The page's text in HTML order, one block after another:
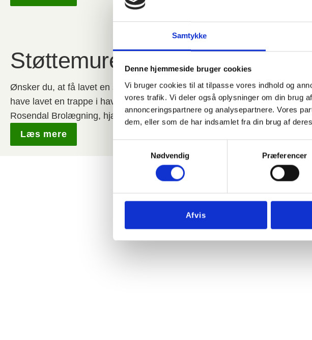
Samtykke
Denne hjemmeside bruger cookies
Vi bruger cookies til at tilpasse vores indhold og
vores trafik. Vi deler også oplysninger om din brug
annonceringspartnere og analysepartnere. Vores
dem, eller som de har indsamlet fra din brug af
Nødvendig
Præferencer
Afvis
Læs mere
Støttemure og trapper
Ønsker du, at få lavet en støttemur rundt om et areal? Eller skal du
have lavet en trappe i haven fra et plan til et andet? Så kan vi, hos
Rosendal Brolægning, hjælpe dig.
Læs mere
vi